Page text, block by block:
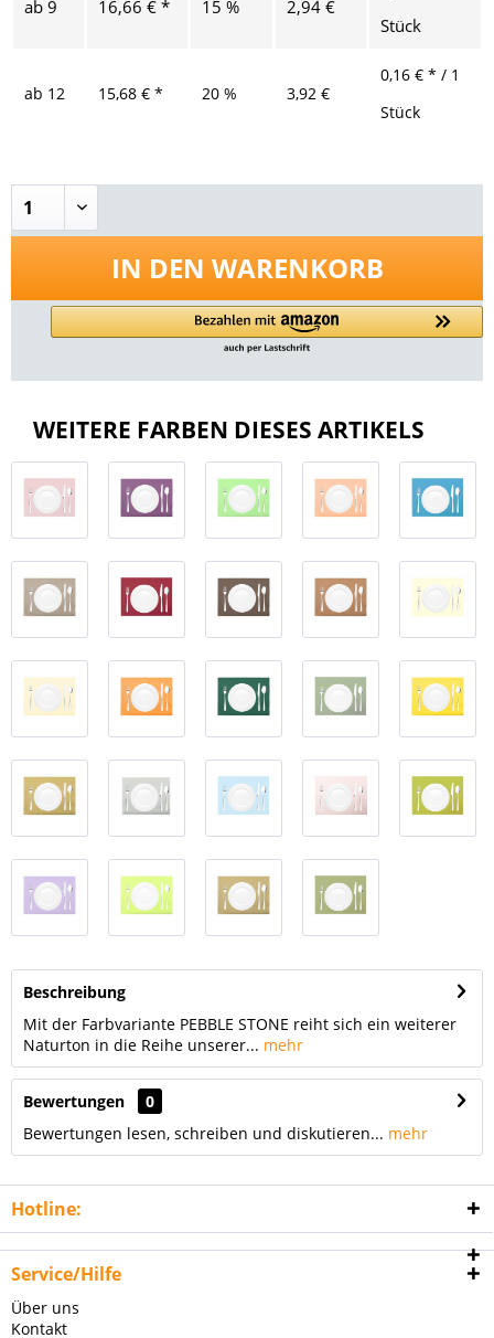
ab 9 16,66 € * 15 % 2,94 €
Stück
ab 12 15,68 € * 20 % 3,92 €
0,16 € * / 1
Stück
IN DEN WARENKORB
WEITERE FARBEN DIESES ARTIKELS
Beschreibung
Mit der Farbvariante PEBBLE STONE reiht sich ein weiterer
Naturton in die Reihe unserer... mehr
Bewertungen
0
Bewertungen lesen, schreiben und diskutieren... mehr
Hotline:
Service/Hilfe
Über uns
Kontakt